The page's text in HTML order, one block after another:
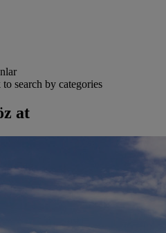
search by categories
at